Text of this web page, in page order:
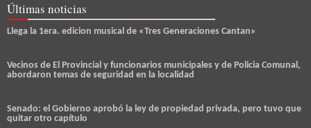
Últimas noticias
Llega la 1era. edicion musical de «Tres Generaciones Cantan»
Vecinos de El Provincial y funcionarios municipales y de Policia Comunal,
abordaron temas de seguridad en la localidad
Senado: el Gobierno aprobó la ley de propiedad privada, pero tuvo que
quitar otro capítulo